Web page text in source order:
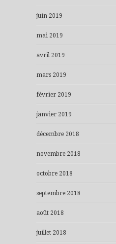
juin 2019
mai 2019
avril 2019
mars 2019
février 2019
janvier 2019
décembre 2018
novembre 2018
octobre 2018
septembre 2018
août 2018
juillet 2018